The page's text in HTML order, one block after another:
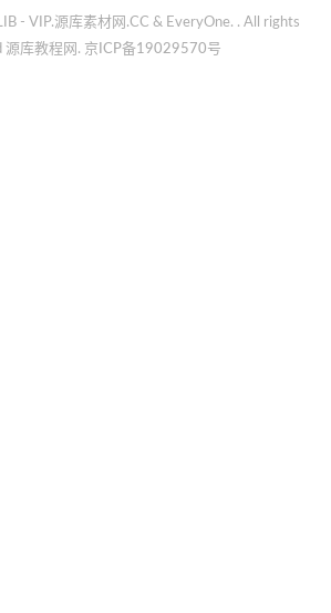
- VIP.源库素材网.CC & EveryOne. . All rights
源库教程网. 京ICP备19029570号